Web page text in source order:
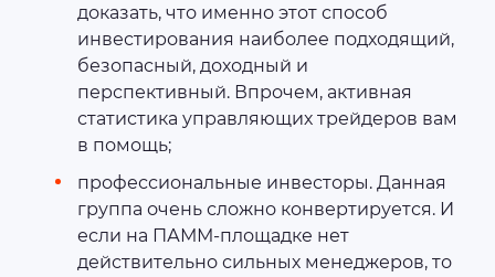
доказать, что именно этот способ
инвестирования наиболее подходящий,
безопасный, доходный и
перспективный. Впрочем, активная
статистика управляющих трейдеров вам
в помощь;
профессиональные инвесторы. Данная
группа очень сложно конвертируется. И
если на ПАММ-площадке нет
действительно сильных менеджеров, то